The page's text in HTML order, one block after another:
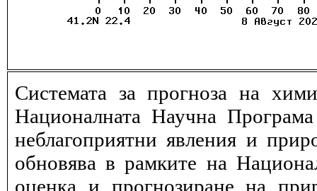
Системата за прогноза на
Националната Научна
неблагоприятни явления и
обновява в рамките на
оценка и прогнозиране на